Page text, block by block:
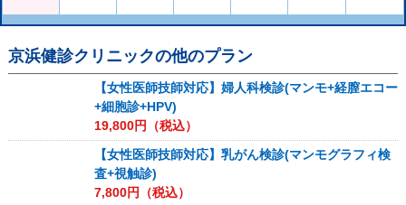
京浜健診クリニックの他のプラン
【女性医師技師対応】婦人科検診(マンモ+経膣エコー
+細胞診+HPV)
19,800円（税込）
【女性医師技師対応】乳がん検診(マンモグラフィ検
査+視触診)
7,800円（税込）